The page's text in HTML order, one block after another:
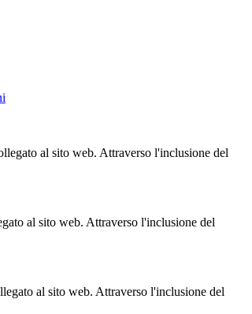
al sito web. Attraverso l'inclusione del
al sito web. Attraverso l'inclusione del
al sito web. Attraverso l'inclusione del